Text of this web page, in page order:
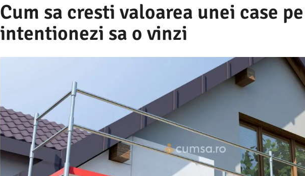
Cum sa cresti valoarea unei case
intentionezi sa o vinzi